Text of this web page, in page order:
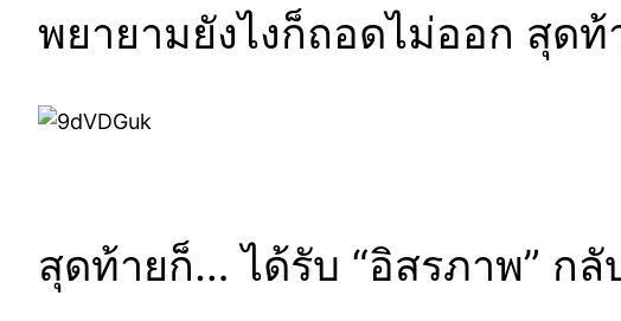
พยายามยังไงก็ถอดไม่ออก สุดท้
สุดท้ายก็… ได้รับ “อิสรภาพ” ก